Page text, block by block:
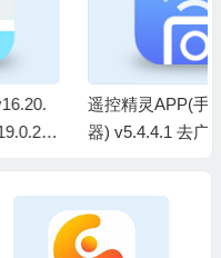
控精灵APP(手机家电遥控
v5.4.4.1 去广告修改版